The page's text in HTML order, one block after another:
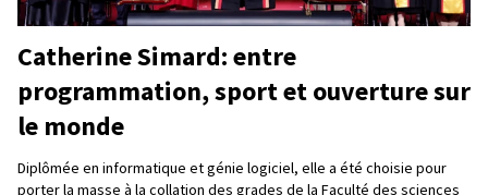
Catherine Simard: entre
programmation, sport et ouverture sur
le monde
Diplômée en informatique et génie logiciel, elle a été choisie pour
porter la masse à la collation des grades de la Faculté des sciences